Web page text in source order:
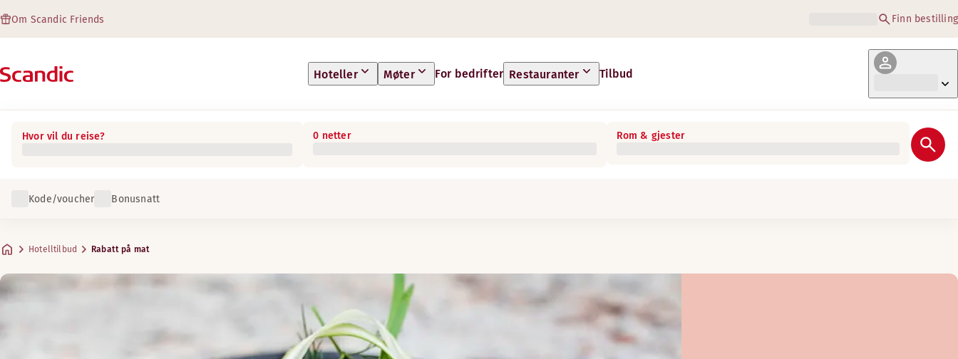
Om Scandic Friends Finn bestilling
Hoteller Møter For bedrifter Restauranter Tilbud
Hvor vil du reise? 0 netter Rom & gjester
Kode/voucher Bonusnatt
Hotelltilbud Rabatt på mat